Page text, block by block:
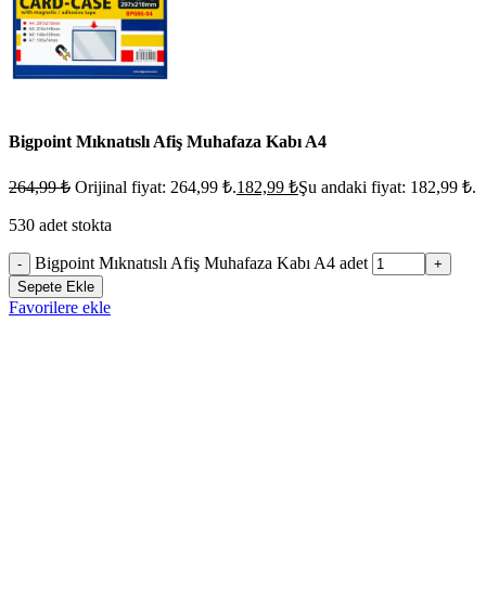
Bigpoint Mıknatıslı Afiş Muhafaza Kabı A4
264,99₺ Orijinal fiyat: 264,99 ₺.182,99 ₺Şu andaki fiyat: 182,99 ₺.
530 adet stokta
- Bigpoint Mıknatıslı Afiş Muhafaza Kabı A4 adet
+
Sepete Ekle
Favorilere ekle